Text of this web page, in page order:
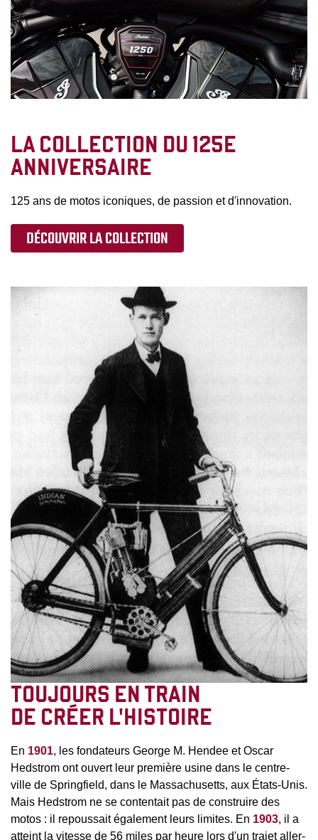
LA COLLECTION DU 125E
ANNIVERSAIRE
125 ans de motos iconiques, de passion et d'innovation.
DÉCOUVRIR LA COLLECTION
TOUJOURS EN TRAIN
DE CRÉER L'HISTOIRE
En 1901, les fondateurs George M. Hendee et Oscar
Hedstrom ont ouvert leur première usine dans le centre-
ville de Springfield, dans le Massachusetts, aux États-Unis.
Mais Hedstrom ne se contentait pas de construire des
motos : il repoussait également leurs limites. En 1903, il a
atteint la vitesse de 56 miles par heure lors d'un trajet aller-